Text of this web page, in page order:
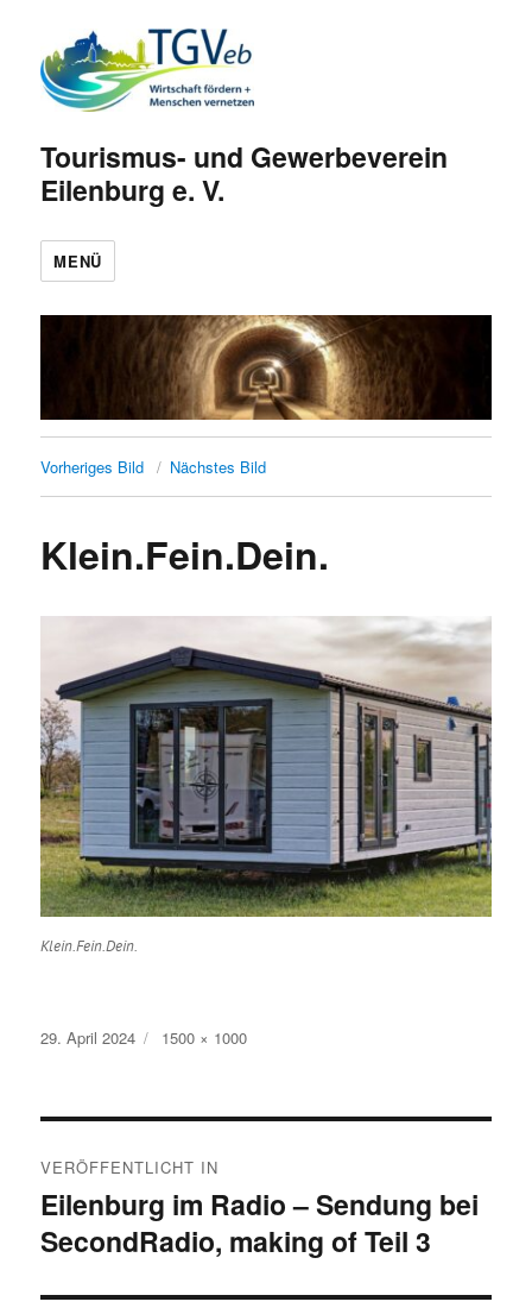
Tourismus- und Gewerbeverein
Eilenburg e. V.
MENÜ
Vorheriges Bild Nächstes Bild
Klein.Fein.Dein.
Klein.Fein.Dein.
Veröffentlicht
29. April 2024
Volle
1500 × 1000
VERÖFFENTLICHT IN
Eilenburg im Radio – Sendung bei
SecondRadio, making of Teil 3